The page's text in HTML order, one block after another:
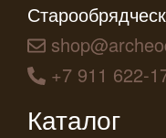
+7 911 622-
Каталог